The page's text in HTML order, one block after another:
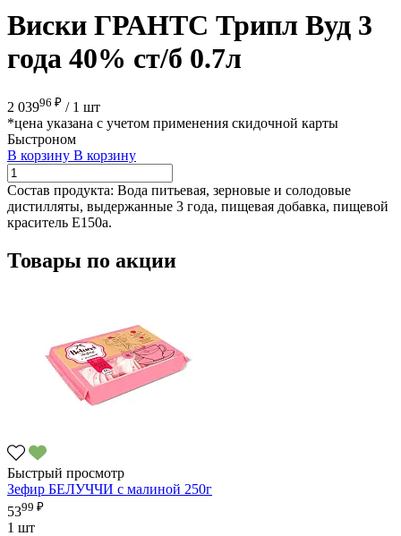
Виски ГРАНТС Трипл Вуд 3
года 40% ст/б 0.7л
2 03996 ₽ / 1 шт
*цена указана с учетом применения скидочной карты
Быстроном
В корзину В корзину
Состав продукта: Вода питьевая, зерновые и солодовые
дистилляты, выдержанные 3 года, пищевая добавка, пищевой
краситель Е150а.
Товары по акции
Быстрый просмотр
Зефир БЕЛУЧЧИ с малиной 250г
5399 ₽
1 шт